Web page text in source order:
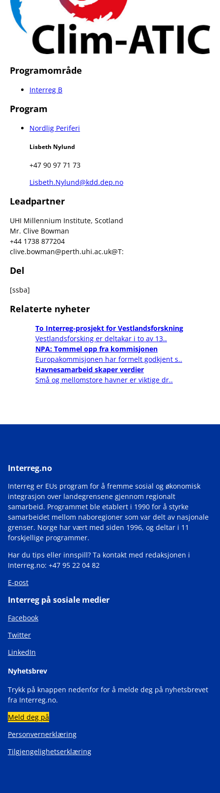
Programområde
Interreg B
Program
Nordlig Periferi
Lisbeth Nylund
+47 90 97 71 73
Lisbeth.Nylund@kdd.dep.no
Leadpartner
UHI Millennium Institute, Scotland
Mr. Clive Bowman
+44 1738 877204
clive.bowman@perth.uhi.ac.uk@T:
Del
[ssba]
Relaterte nyheter
To Interreg-prosjekt for Vestlandsforskning
Vestlandsforsking er deltakar i to av 13..
NPA: Tommel opp fra kommisjonen
Europakommisjonen har formelt godkjent s..
Havnesamarbeid skaper verdier
Små og mellomstore havner er viktige dr..
Interreg.no
Interreg er EUs program for å fremme sosial og økonomisk
integrasjon over landegrensene gjennom regionalt
samarbeid. Programmet ble etablert i 1990 for å styrke
samarbeidet mellom naboregioner som var delt av nasjonale
grenser. Norge har vært med siden 1996, og deltar i 11
forskjellige programmer.
Har du tips eller innspill? Ta kontakt med redaksjonen i
Interreg.no: +47 95 22 04 82
E-post
Interreg på sosiale medier
Facebook
Twitter
LinkedIn
Nyhetsbrev
Trykk på knappen nedenfor for å melde deg på nyhetsbrevet
fra Interreg.no.
Meld deg på
Personvernerklæring
Tilgjengelighetserklæring